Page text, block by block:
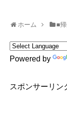
ホーム ■
Powered by
スポンサーリン